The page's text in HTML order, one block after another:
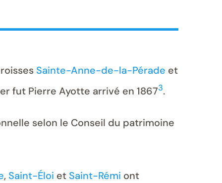
Sainte-Anne-de-la-Pérade et
fut Pierre Ayotte arrivé en 18673.
selon le Conseil du patrimoine
, Saint-Éloi et Saint-Rémi ont